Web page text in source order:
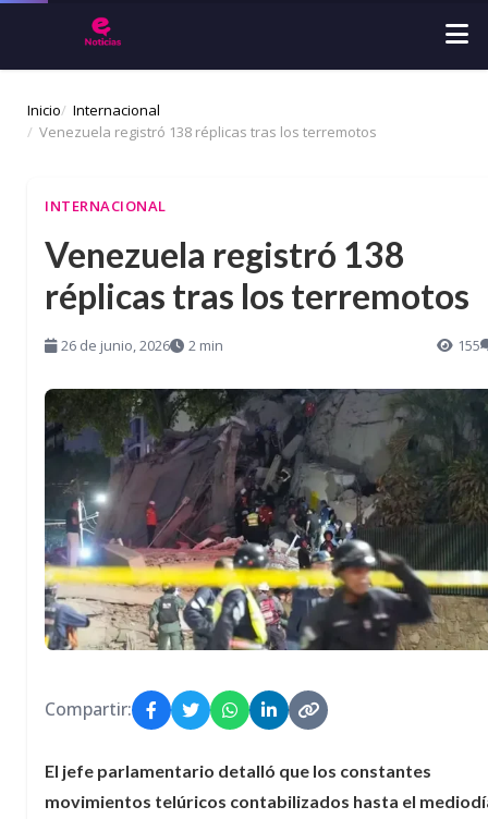
Inicio
Internacional
Venezuela registró 138 réplicas tras los terremotos
INTERNACIONAL
Venezuela registró 138
réplicas tras los terremotos
26 de junio, 2026 2 min 155
Compartir:
El jefe parlamentario detalló que los constantes
movimientos telúricos contabilizados hasta el